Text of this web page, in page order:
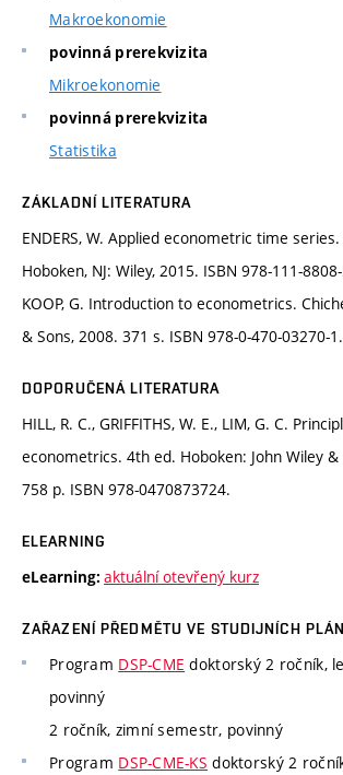
Makroekonomie
povinná prerekvizita
Mikroekonomie
povinná prerekvizita
Statistika
ZÁKLADNÍ LITERATURA
ENDERS, W. Applied econometric time
Hoboken, NJ: Wiley, 2015. ISBN 978-111-
KOOP, G. Introduction to econometrics.
& Sons, 2008. 371 s. ISBN 978-0-470-03270-1.
DOPORUČENÁ LITERATURA
HILL, R. C., GRIFFITHS, W. E., LIM, G. C.
econometrics. 4th ed. Hoboken: John Wiley &
758 p. ISBN 978-0470873724.
ELEARNING
eLearning: aktuální otevřený kurz
ZAŘAZENÍ PŘEDMĚTU VE STUDIJNÍCH
Program DSP-CME doktorský 2 ročník,
povinný
2 ročník, zimní semestr, povinný
Program DSP-CME-KS doktorský 2